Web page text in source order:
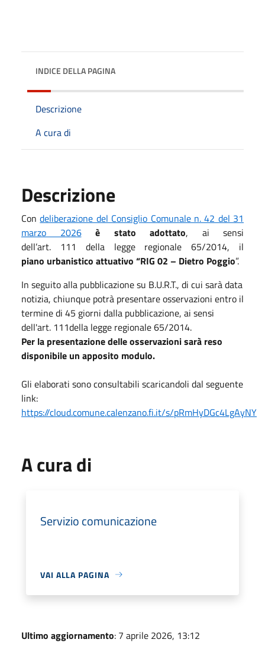
INDICE DELLA PAGINA
Descrizione
A cura di
Descrizione
Condeliberazione del Consiglio Comunale n. 42 del 31
marzo 2026 è stato adottato, ai sensi
dell’art. 111 della legge regionale 65/2014, il
piano urbanistico attuativo “RIG 02 – Dietro Poggio”.
In seguito alla pubblicazione su B.U.R.T., di cui sarà data
notizia, chiunque potrà presentare osservazioni entro il
termine di 45 giorni dalla pubblicazione, ai sensi
dell'art. 111della legge regionale 65/2014.
Per la presentazione delle osservazioni sarà reso
disponibile un apposito modulo.
Gli elaborati sono consultabili scaricandoli dal seguente
link:
https://cloud.comune.calenzano.fi.it/s/pRmHyDGc4LgAyNY
A cura di
Servizio comunicazione
VAI ALLA PAGINA
Ultimo aggiornamento: 7 aprile 2026, 13:12